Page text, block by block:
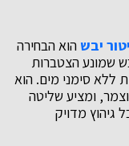
יבשהוא הבחירה
שמונע הצטברות
ללא סימני מים. הוא
ומציע שליטה
מדויק